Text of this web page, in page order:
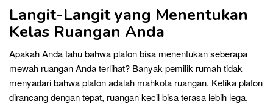
Langit-Langit yang Menentukan
Kelas Ruangan Anda
Apakah Anda tahu bahwa plafon bisa menentukan seberapa
mewah ruangan Anda terlihat? Banyak pemilik rumah tidak
menyadari bahwa plafon adalah mahkota ruangan. Ketika plafon
dirancang dengan tepat, ruangan kecil bisa terasa lebih lega,